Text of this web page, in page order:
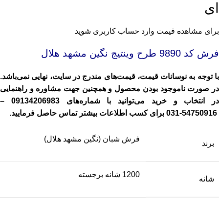
ای
برای مشاهده قیمت وارد حساب کاربری شوید
فرش کد 9890 طرح وینتیج نگین مشهد هلال
با توجه به نوسانات قیمت، قیمت‌های مندرج در سایت، نهایی نمی‌باشد.
در صورت ناموجود بودن محصول و همچنین جهت مشاوره و راهنمایی
در انتخاب و خرید می‌توانید با شماره‌های09134206983
–
54750916-031
برای کسب اطلاعات بیشتر تماس حاصل فرمایید.
برند
فرش شبان (نگین مشهد هلال)
شانه
1200 شانه برجسته